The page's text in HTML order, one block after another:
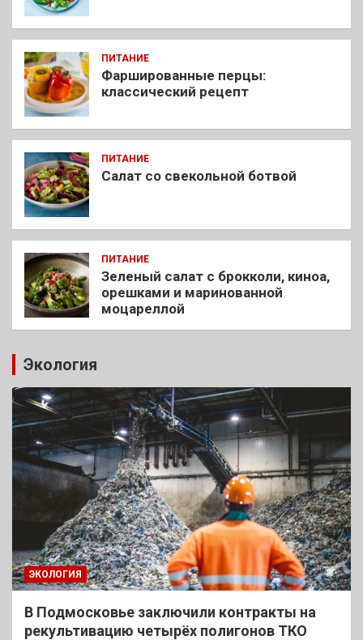
ПИТАНИЕ
Фаршированные перцы:
классический рецепт
ПИТАНИЕ
Салат со свекольной ботвой
ПИТАНИЕ
Зеленый салат с брокколи, киноа,
орешками и маринованной
моцареллой
Экология
ЭКОЛОГИЯ
В Подмосковье заключили контракты на
рекультивацию четырёх полигонов ТКО